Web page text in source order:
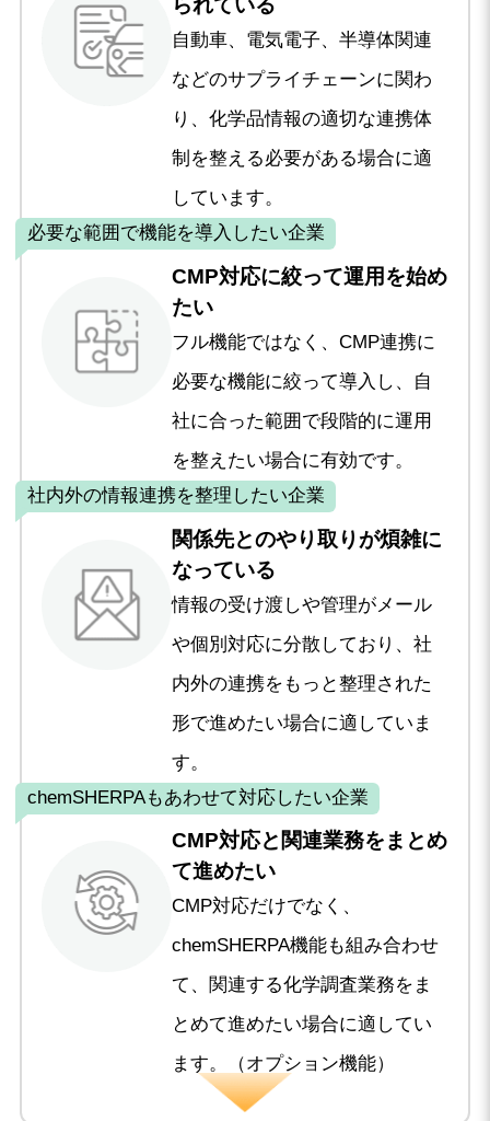
られている
自動車、電気電子、半導体関連
などのサプライチェーンに関わ
り、化学品情報の適切な連携体
制を整える必要がある場合に適
しています。
必要な範囲で機能を導入したい企業
CMP対応に絞って運用を始め
たい
フル機能ではなく、CMP連携に
必要な機能に絞って導入し、自
社に合った範囲で段階的に運用
を整えたい場合に有効です。
社内外の情報連携を整理したい企業
関係先とのやり取りが煩雑に
なっている
情報の受け渡しや管理がメール
や個別対応に分散しており、社
内外の連携をもっと整理された
形で進めたい場合に適していま
す。
chemSHERPAもあわせて対応したい企業
CMP対応と関連業務をまとめ
て進めたい
CMP対応だけでなく、
chemSHERPA機能も組み合わせ
て、関連する化学調査業務をま
とめて進めたい場合に適してい
ます。（オプション機能）